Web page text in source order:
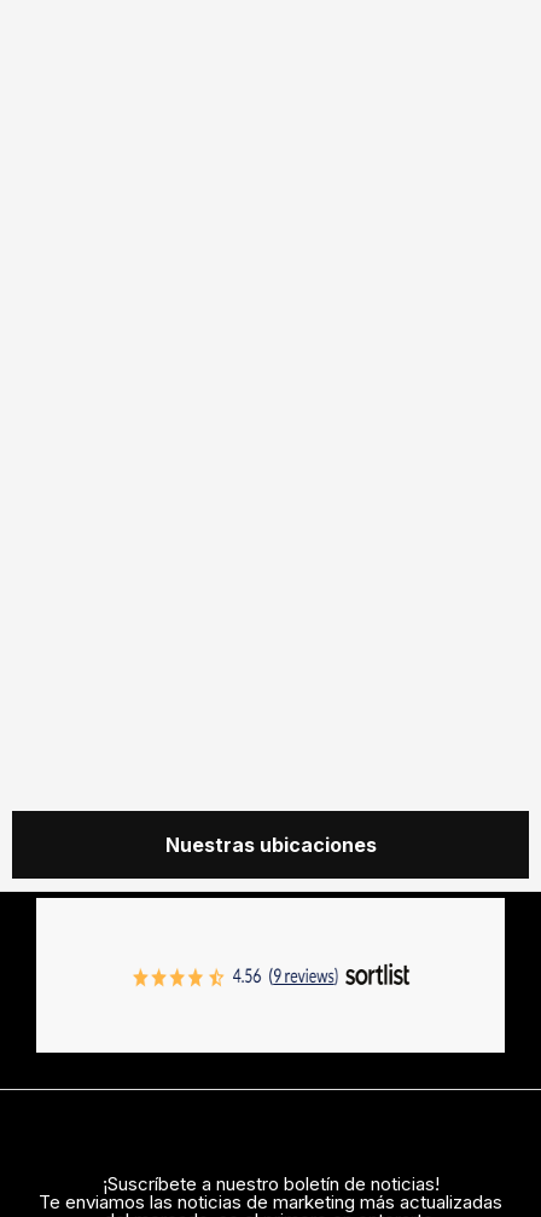
Nuestras ubicaciones
¡Suscríbete a nuestro boletín de noticias!
Te enviamos las noticias de marketing más actualizadas